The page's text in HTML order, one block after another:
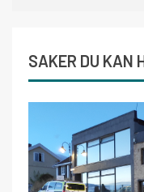
SAKER DU KAN